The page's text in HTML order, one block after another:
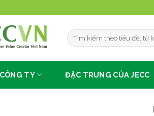
TY ĐẶC TRƯNG CỦA JECC